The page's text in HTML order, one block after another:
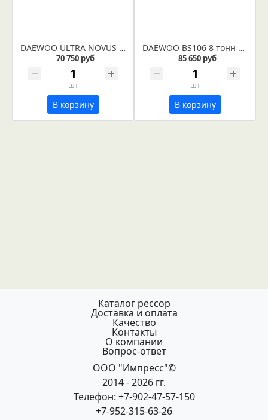
DAEWOO ULTRA NOVUS 8 тонн рессора задняя (IR 29-30)
70 750 руб
шт
В корзину
DAEWOO BS106 8 тонн рессора задняя (IR 29-47)
85 650 руб
шт
В корзину
Каталог рессор
Доставка и оплата
Качество
Контакты
О компании
Вопрос-ответ
ООО "Импресс"©
2014 - 2026 гг.
Телефон: +7-902-47-57-150
+7-952-315-63-26